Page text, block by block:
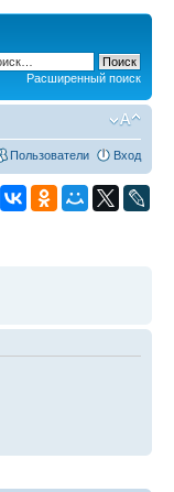
Расширенный поиск
Пользователи Вход